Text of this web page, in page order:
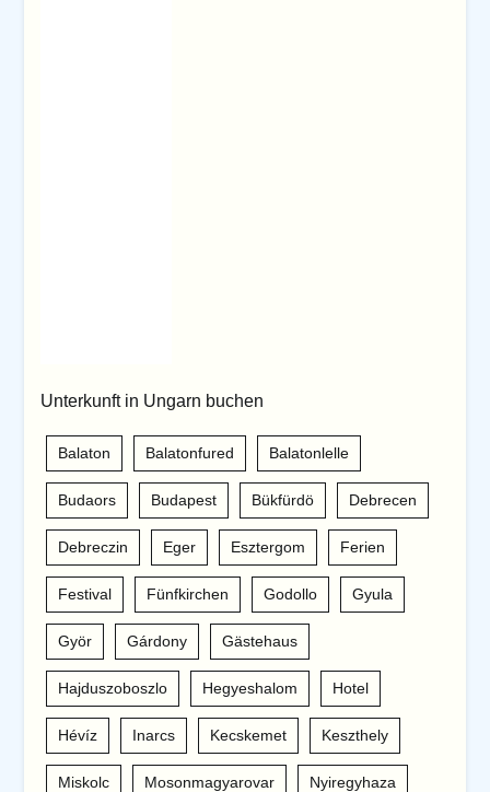
Unterkunft in Ungarn buchen
Balaton Balatonfured Balatonlelle
Budaors Budapest Bükfürdö Debrecen
Debreczin Eger Esztergom Ferien
Festival Fünfkirchen Godollo Gyula
Györ Gárdony Gästehaus
Hajduszoboszlo Hegyeshalom Hotel
Hévíz Inarcs Kecskemet Keszthely
Miskolc Mosonmagyarovar Nyiregyhaza